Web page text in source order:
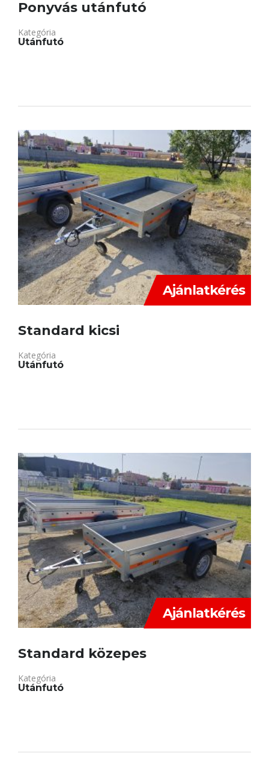
Ponyvás utánfutó
Kategória
Utánfutó
Ajánlatkérés
Standard kicsi
Kategória
Utánfutó
Ajánlatkérés
Standard közepes
Kategória
Utánfutó